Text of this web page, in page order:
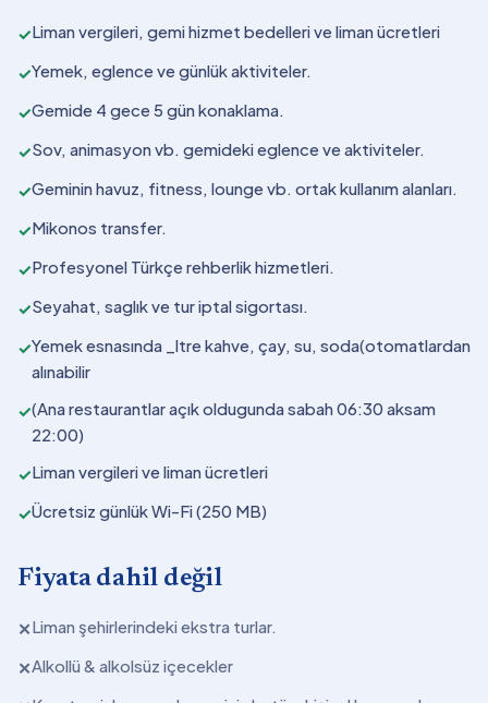
✓Liman vergileri, gemi hizmet bedelleri ve liman ücretleri
✓Yemek, eglence ve günlük aktiviteler.
✓Gemide 4 gece 5 gün konaklama.
✓Sov, animasyon vb. gemideki eglence ve aktiviteler.
✓Geminin havuz, fitness, lounge vb. ortak kullanım alanları.
✓Mikonos transfer.
✓Profesyonel Türkçe rehberlik hizmetleri.
✓Seyahat, saglık ve tur iptal sigortası.
✓Yemek esnasında _ltre kahve, çay, su, soda(otomatlardan
alınabilir
✓(Ana restaurantlar açık oldugunda sabah 06:30 aksam
22:00)
✓Liman vergileri ve liman ücretleri
✓Ücretsiz günlük Wi-Fi (250 MB)
Fiyata dahil değil
✕Liman şehirlerindeki ekstra turlar.
✕Alkollü & alkolsüz içecekler